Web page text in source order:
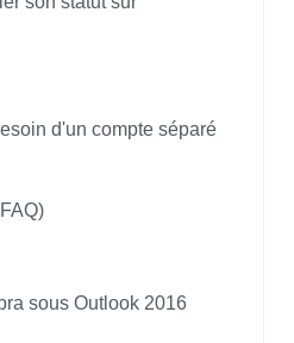
d'un compte séparé
sous Outlook 2016